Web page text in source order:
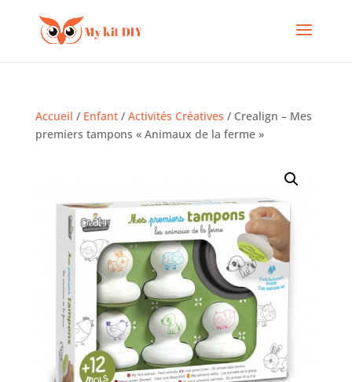
Accueil / Enfant/ Activités Créatives / Crealign – Mes
premiers tampons « Animaux de la ferme »